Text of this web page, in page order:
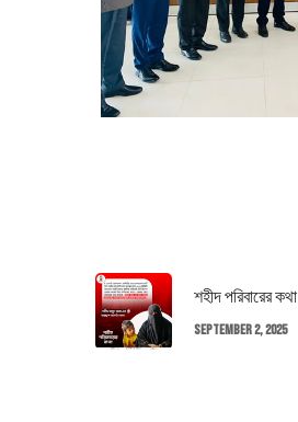
শহীদ পরিবারের
September 2, 2025